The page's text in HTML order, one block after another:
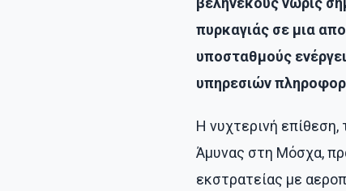
πυρκαγιάς σε μια
υποσταθμούς
υπηρεσιών
Η νυχτερινή επίθεση,
Άμυνας στη Μόσχα,
εκστρατείας με